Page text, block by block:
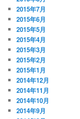
2015年7月
2015年6月
2015年5月
2015年4月
2015年3月
2015年2月
2015年1月
2014年12月
2014年11月
2014年10月
2014年9月